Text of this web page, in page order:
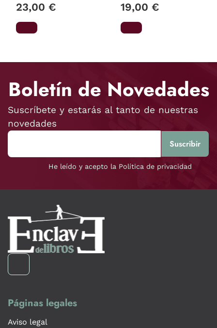
23,00 € 19,00 €
Boletín de Novedades
Suscríbete y estarás al tanto de nuestras
novedades
He leído y acepto la Política de privacidad
Páginas legales
Aviso legal